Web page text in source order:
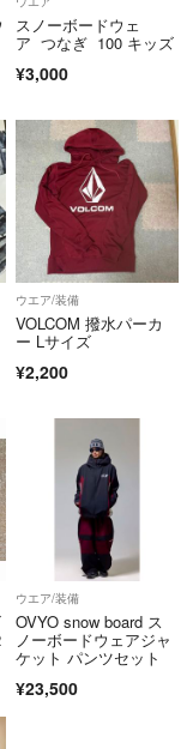
慮ください。
スノーボードウェ
ア つなぎ 100 キッズ
¥3,000
ウエア/装備
VOLCOM 撥水パーカ
ー Lサイズ
¥2,200
ウエア/装備
OVYO snow board ス
ノーボードウェアジャ
ケット パンツセット
¥23,500